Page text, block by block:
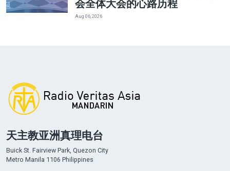
会全体大会的心路历程
Aug 06, 2026
天主教亚洲真理电台
Buick St. Fairview Park, Quezon City
Metro Manila 1106 Philippines